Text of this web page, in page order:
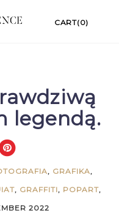
CART(0)
legendą.
, GRAFIKA,
, GRAFFITI, POPART,
2022